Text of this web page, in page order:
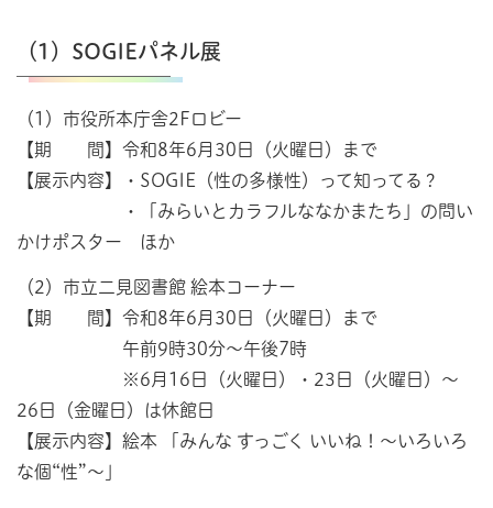
（1）SOGIEパネル展
（1）市役所本庁舎2Fロビー
【期 間】令和8年6月30日（火曜日）まで
【展示内容】・SOGIE（性の多様性）って知ってる？
・「みらいとカラフルななかまたち」の問い
かけポスター ほか
（2）市立二見図書館 絵本コーナー
【期 間】令和8年6月30日（火曜日）まで
午前9時30分～午後7時
※6月16日（火曜日）・23日（火曜日）～
26日（金曜日）は休館日
【展示内容】絵本 「みんな すっごく いいね！～いろいろ
な個“性”～」